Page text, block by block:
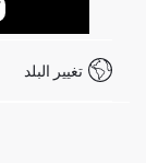
كيف يمكنك
كيف تدفع في
+212 525 076 633 خدمة العملاءتغيير البلد